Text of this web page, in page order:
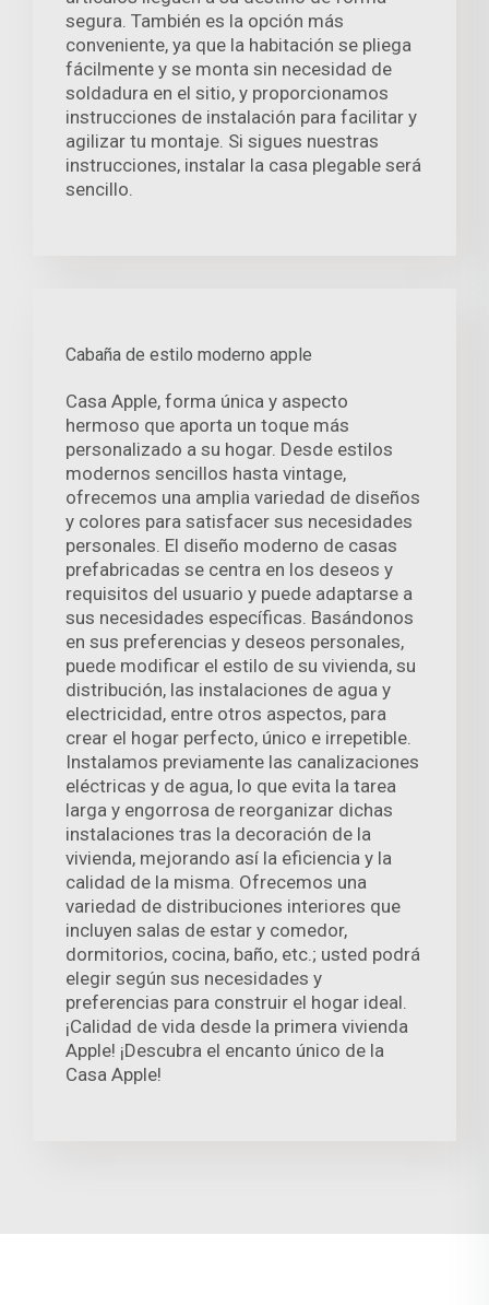
segura. También es la opción más
conveniente, ya que la habitación se pliega
fácilmente y se monta sin necesidad de
soldadura en el sitio, y proporcionamos
instrucciones de instalación para facilitar y
agilizar tu montaje. Si sigues nuestras
instrucciones, instalar la casa plegable será
sencillo.
Cabaña de estilo moderno apple
Casa Apple, forma única y aspecto
hermoso que aporta un toque más
personalizado a su hogar. Desde estilos
modernos sencillos hasta vintage,
ofrecemos una amplia variedad de diseños
y colores para satisfacer sus necesidades
personales. El diseño moderno de casas
prefabricadas se centra en los deseos y
requisitos del usuario y puede adaptarse a
sus necesidades específicas. Basándonos
en sus preferencias y deseos personales,
puede modificar el estilo de su vivienda, su
distribución, las instalaciones de agua y
electricidad, entre otros aspectos, para
crear el hogar perfecto, único e irrepetible.
Instalamos previamente las canalizaciones
eléctricas y de agua, lo que evita la tarea
larga y engorrosa de reorganizar dichas
instalaciones tras la decoración de la
vivienda, mejorando así la eficiencia y la
calidad de la misma. Ofrecemos una
variedad de distribuciones interiores que
incluyen salas de estar y comedor,
dormitorios, cocina, baño, etc.; usted podrá
elegir según sus necesidades y
preferencias para construir el hogar ideal.
¡Calidad de vida desde la primera vivienda
Apple! ¡Descubra el encanto único de la
Casa Apple!